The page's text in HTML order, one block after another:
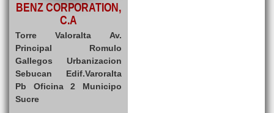
BENZ CORPORATION,
C.A
Torre Valoralta Av.
Principal Romulo
Gallegos Urbanizacion
Sebucan Edif.Varoralta
Pb Oficina 2 Municipo
Sucre